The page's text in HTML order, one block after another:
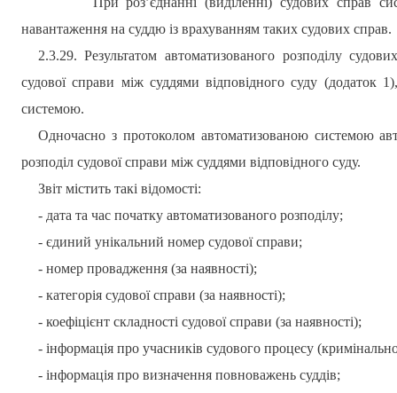
навантаження на суддю із врахуванням таких судових справ.
2.3.29. Результатом автоматизованого розподілу
судової справи між суддями відповідного суду (додаток
системою.
Одночасно з протоколом автоматизованою системою
розподіл судової справи між суддями відповідного суду.
Звіт містить такі відомості:
- дата та час початку автоматизованого розподілу;
- єдиний унікальний номер судової справи;
- номер провадження (за наявності);
- категорія судової справи (за наявності);
- коефіцієнт складності судової справи (за наявності);
- інформація про учасників судового процесу
- інформація про визначення повноважень суддів;